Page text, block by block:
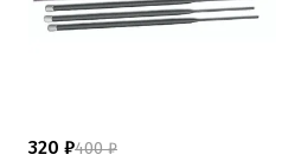
320 ₽400 ₽